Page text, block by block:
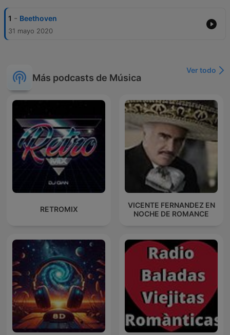
1 - Beethoven
31 mayo 2020
Más podcasts de Música
Ver todo
RETROMIX
VICENTE FERNANDEZ EN
NOCHE DE ROMANCE